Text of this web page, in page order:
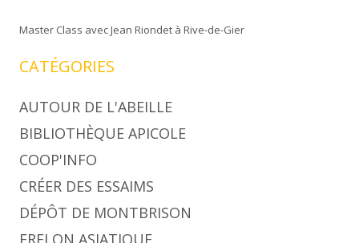
Master Class avec Jean Riondet à Rive-de-Gier
CATÉGORIES
AUTOUR DE L'ABEILLE
BIBLIOTHÈQUE APICOLE
COOP'INFO
CRÉER DES ESSAIMS
DÉPÔT DE MONTBRISON